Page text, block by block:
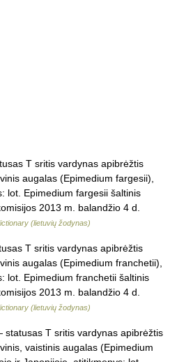
T sritis vardynas apibrėžtis
augalas (Epimedium fargesii),
lot. Epimedium fargesii šaltinis
2013 m. balandžio 4 d.
(lietuvių žodynas)
T sritis vardynas apibrėžtis
augalas (Epimedium franchetii),
lot. Epimedium franchetii šaltinis
2013 m. balandžio 4 d.
(lietuvių žodynas)
T sritis vardynas apibrėžtis
vaistinis augalas (Epimedium